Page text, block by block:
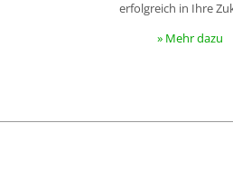
erfolgreich in Ihre
» Mehr dazu